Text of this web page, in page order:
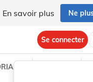
En savoir plus Ne
Se connecter
C